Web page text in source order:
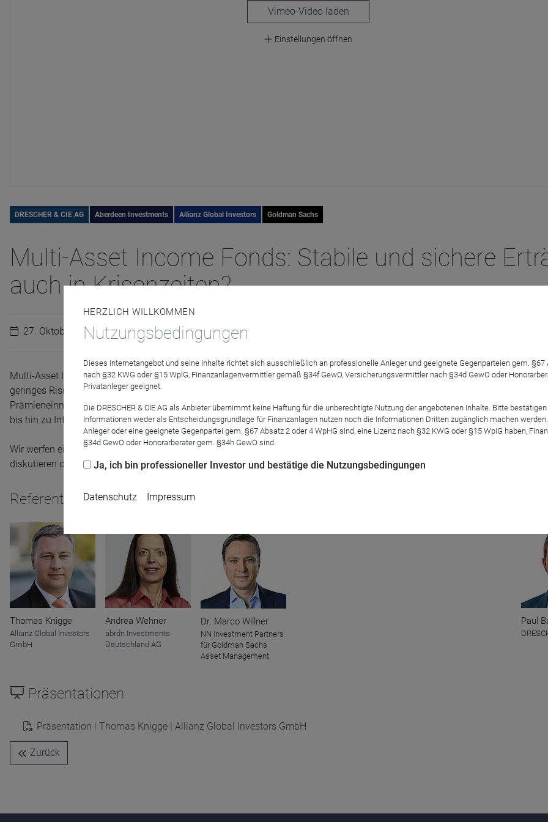
laden
Einstellungen öffnen
DRESCHER & CIE AG Aberdeen Investments Allianz Global Investors Goldman Sachs
Multi-Asset Income Fonds: Stabile und sichere
auch in Krisenzeiten?
27. Oktober 2022
Multi-Asset Income Strategien bieten vielfältige Ausschüttungsmöglichkeiten und versprechen stetiges Einkommen, gute
geringes Risiko. 3 Prozent und mehr p.a. regelmäßig und stabil mit einer Kombination aus Garantiedividenden,
Prämieneinnahmen. Anleihen von Unternehmen oder Schwellenländern, dividendenstarke Aktien und öfter auch
bis hin zu Infrastruktur Investments sollen für beständige Erträge sorgen und sind daher fester Bestandteil vieler Portfolios.
Wir werfen einen Blick auf das Risiko-Rendite-Diagramm, ordnen historische Leistungen ausgesuchter Strategien und
diskutieren die Chancen und Risiken der näheren Zukunft.
Referenten
Thomas Knigge
Allianz Global Investors
GmbH
Andrea Wehner
abrdn Investments
Deutschland AG
Dr. Marco Willner
NN Investment Partners
für Goldman Sachs
Asset Management
Paul
Präsentationen
Präsentation | Thomas Knigge | Allianz Global Investors GmbH
Zurück
HERZLICH WILLKOMMEN
Nutzungsbedingungen
Dieses Internetangebot und seine Inhalte richtet sich ausschließlich an professionelle Anleger und geeignete Gegenparteien gem.
nach §32 KWG oder §15 WplG, Finanzanlagenvermittler gemäß §34f GewO, Versicherungsvermittler nach §34d GewO oder
Privatanleger geeignet.
Die DRESCHER & CIE AG als Anbieter übernimmt keine Haftung für die unberechtigte Nutzung der angebotenen Inhalte. Bitte
Informationen weder als Entscheidungsgrundlage für Finanzanlagen nutzen noch die Informationen Dritten zugänglich machen
Anleger oder eine geeignete Gegenpartei gem. §67 Absatz 2 oder 4 WpHG sind, eine Lizenz nach §32 KWG oder §15 WpIG haben,
§34d GewO oder Honorarberater gem. §34h GewO sind.
Ja, ich bin professioneller Investor und bestätige die Nutzungsbedingungen
Datenschutz Impressum
Name
Anbieter
D&C
Ablauf
1 Jahr